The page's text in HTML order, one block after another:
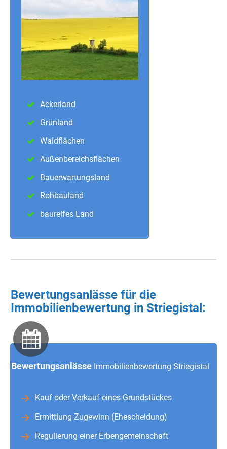
Ackerland
Grünland
Waldflächen
Außenbereichsflächen
Bauerwartungsland
Rohbauland
baureifes Land
Bewertungsanlässe für die
Immobilienbewertung in Striegistal:
Bewertungsanlässe Immobilienbewertung Striegistal
Kauf oder Verkauf eines Grundstückes
Ermittlung Zugewinn (Ehescheidung)
Regulierung einer Erbengemeinschaft